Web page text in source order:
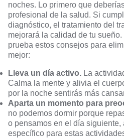
noches. Lo primero que
profesional de la salud. Si
diagnóstico, el tratamiento del
mejorará la calidad de tu
prueba estos consejos para
mejor:
Lleva un día activo. La
Calma la mente y alivia el
por la noche sentirás más
Aparta un momento para
no podemos dormir porque
o pensamos en el día
específico para estas